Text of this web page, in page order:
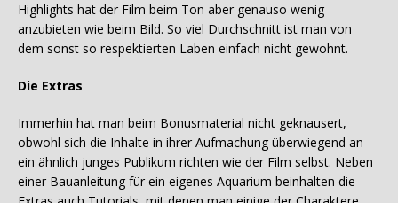
Highlights hat der Film beim Ton aber genauso wenig
anzubieten wie beim Bild. So viel Durchschnitt ist man von
dem sonst so respektierten Laben einfach nicht gewohnt.
Die Extras
Immerhin hat man beim Bonusmaterial nicht geknausert,
obwohl sich die Inhalte in ihrer Aufmachung überwiegend an
ein ähnlich junges Publikum richten wie der Film selbst. Neben
einer Bauanleitung für ein eigenes Aquarium beinhalten die